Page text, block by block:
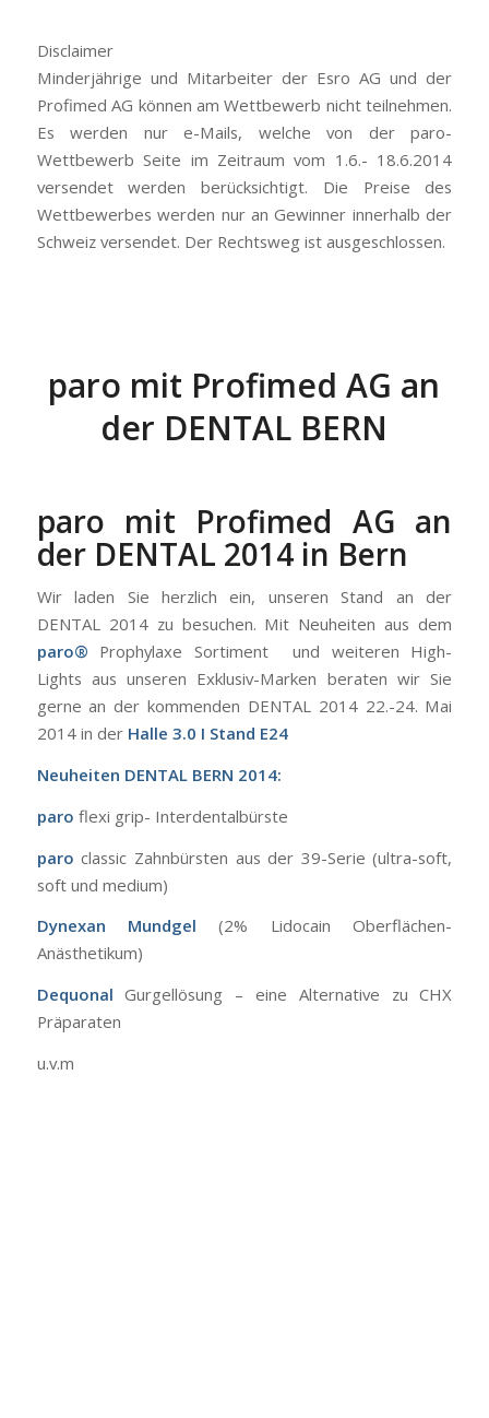
Disclaimer
Minderjährige und Mitarbeiter der Esro AG und der
Profimed AG können am Wettbewerb nicht teilnehmen.
Es werden nur e-Mails, welche von der paro-
Wettbewerb Seite im Zeitraum vom 1.6.- 18.6.2014
versendet werden berücksichtigt. Die Preise des
Wettbewerbes werden nur an Gewinner innerhalb der
Schweiz versendet. Der Rechtsweg ist ausgeschlossen.
paro mit Profimed AG an
der DENTAL BERN
paro mit Profimed AG an
der DENTAL 2014 in Bern
Wir laden Sie herzlich ein, unseren Stand an der
DENTAL 2014 zu besuchen. Mit Neuheiten aus dem
paro® Prophylaxe Sortiment und weiteren High-
Lights aus unseren Exklusiv-Marken beraten wir Sie
gerne an der kommenden DENTAL 2014 22.-24. Mai
2014 in der Halle 3.0 I Stand E24
Neuheiten DENTAL BERN 2014:
paro flexi grip- Interdentalbürste
paroclassic Zahnbürsten aus der 39-Serie (ultra-soft,
soft und medium)
Dynexan Mundgel (2% Lidocain Oberflächen-
Anästhetikum)
Dequonal Gurgellösung – eine Alternative zu CHX
Präparaten
u.v.m